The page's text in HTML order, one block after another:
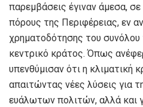
παρεμβάσεις έγιναν άμεσα,
πόρους της Περιφέρειας, εν
χρηματοδότησης του
κεντρικό κράτος. Όπως
υπενθύμισαν ότι η κλιματική
απαιτώντας νέες λύσεις για
ευάλωτων πολιτών, αλλά και